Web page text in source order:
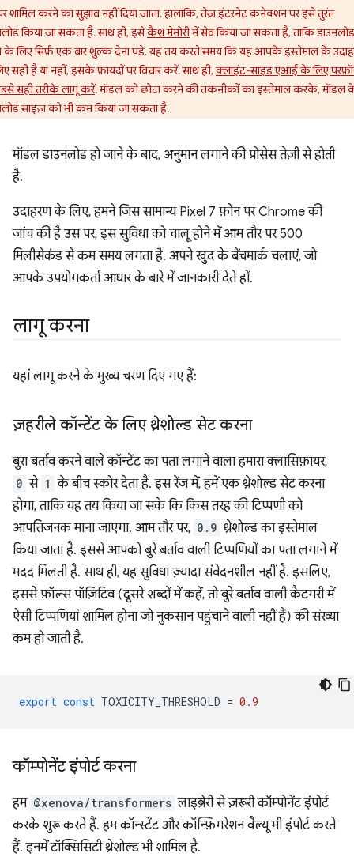
शामिल करने का सुझाव नहीं दिया जाता. हालांकि, तेज़ इंटरनेट कनेक्शन पर इसे तुरंत
किया जा सकता है. साथ ही, इसेकैश मेमोरीमें सेव किया जा सकता है, ताकि डाउनलोड
लिए सिर्फ़ एक बार शुल्क देना पड़े. यह तय करते समय कि यह आपके इस्तेमाल के
सही है या नहीं, इसके फ़ायदों पर विचार करें. साथ ही,क्लाइंट-साइड एआई के लिए
सही तरीके लागू करें. मॉडल को छोटा करने की तकनीकों का इस्तेमाल करके, मॉडल
साइज़ को भी कम किया जा सकता है.
मॉडल डाउनलोड हो जाने के बाद, अनुमान लगाने की प्रोसेस तेज़ी से होती
है.
उदाहरण के लिए, हमने जिस सामान्य Pixel 7 फ़ोन पर Chrome की
जांच की है उस पर, इस सुविधा को चालू होने में आम तौर पर 500
मिलीसेकंड से कम समय लगता है. अपने खुद के बेंचमार्क चलाएं, जो
आपके उपयोगकर्ता आधार के बारे में जानकारी देते हों.
लागू करना
यहां लागू करने के मुख्य चरण दिए गए हैं:
ज़हरीले कॉन्टेंट के लिए थ्रेशोल्ड सेट करना
बुरा बर्ताव करने वाले कॉन्टेंट का पता लगाने वाला हमारा क्लासिफ़ायर,
0 से 1 के बीच स्कोर देता है. इस रेंज में, हमें एक थ्रेशोल्ड सेट करना
होगा, ताकि यह तय किया जा सके कि किस तरह की टिप्पणी को
आपत्तिजनक माना जाएगा. आम तौर पर, 0.9 थ्रेशोल्ड का इस्तेमाल
किया जाता है. इससे आपको बुरे बर्ताव वाली टिप्पणियों का पता लगाने में
मदद मिलती है. साथ ही, यह सुविधा ज़्यादा संवेदनशील नहीं है. इसलिए,
इससे फ़ॉल्स पॉज़िटिव (दूसरे शब्दों में कहें, तो बुरे बर्ताव वाली कैटगरी में
ऐसी टिप्पणियां शामिल होना जो नुकसान पहुंचाने वाली नहीं हैं) की संख्या
कम हो जाती है.
export const TOXICITY_THRESHOLD = 0.9
कॉम्पोनेंट इंपोर्ट करना
हम @xenova/transformers लाइब्रेरी से ज़रूरी कॉम्पोनेंट इंपोर्ट
करके शुरू करते हैं. हम कॉन्स्टेंट और कॉन्फ़िगरेशन वैल्यू भी इंपोर्ट करते
हैं. इनमें टॉक्सिसिटी थ्रेशोल्ड भी शामिल है.